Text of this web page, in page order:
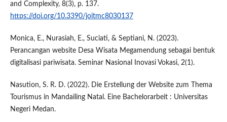
and Complexity, 8(3), p. 137.
https://doi.org/10.3390/joitmc8030137
Monica, E., Nurasiah, E., Suciati, & Septiani, N. (2023).
Perancangan website Desa Wisata Megamendung sebagai bentuk
digitalisasi pariwisata. Seminar Nasional Inovasi Vokasi, 2(1).
Nasution, S. R. D. (2022). Die Erstellung der Website zum Thema
Tourismus in Mandailing Natal. Eine Bachelorarbeit : Universitas
Negeri Medan.